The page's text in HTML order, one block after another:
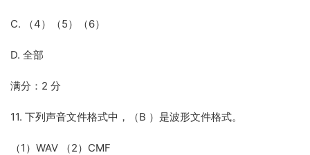
C. （4）（5）（6）
D. 全部
满分：2 分
11. 下列声音文件格式中，（B ）是波形文件格式。
（1）WAV （2）CMF